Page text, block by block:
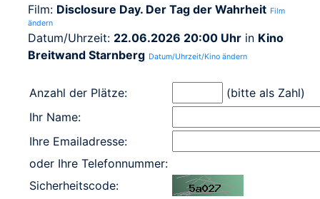
Film: Disclosure Day. Der Tag der Wahrheit Film
ändern
Datum/Uhrzeit: 22.06.2026 20:00 Uhr in Kino
Breitwand Starnberg Datum/Uhrzeit/Kino ändern
Anzahl der Plätze:
(bitte als Zahl)
Ihr Name:
Ihre Emailadresse:
oder Ihre Telefonnummer:
Sicherheitscode: